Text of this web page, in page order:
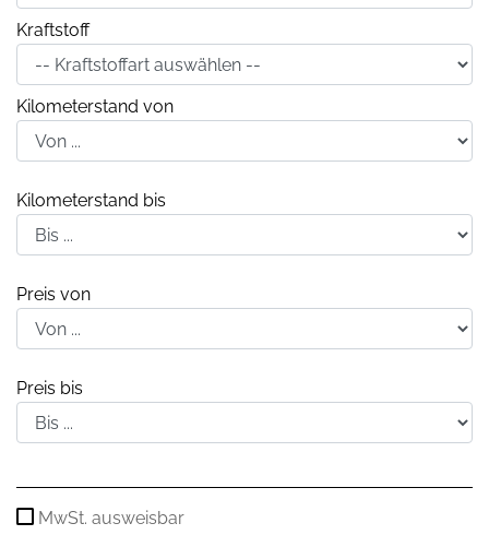
Kraftstoff
Kilometerstand von
Kilometerstand bis
Preis von
Preis bis
MwSt. ausweisbar